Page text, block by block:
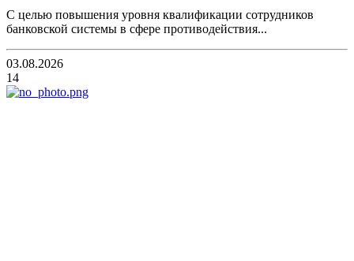
С целью повышения уровня квалификации сотрудников
банковской системы в сфере противодействия...
03.08.2026
14